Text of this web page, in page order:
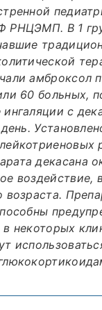
РНЦЭМП. В 1
амброксол
60 больных,
ингаляции с
декасана
воздействие,
возраста.
некоторых